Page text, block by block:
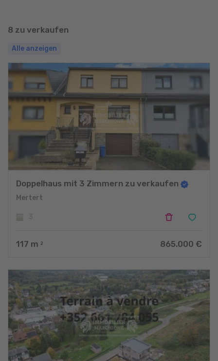
8 zu verkaufen
Alle anzeigen
Doppelhaus mit 3 Zimmern zu verkaufen
Mertert
117 m 2 865.000 €